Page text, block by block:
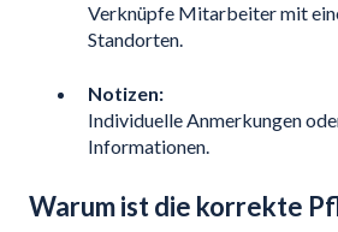
Verknüpfe Mitarbeiter mit
Standorten.
Notizen:
Individuelle Anmerkungen
Informationen.
Warum ist die korrekte